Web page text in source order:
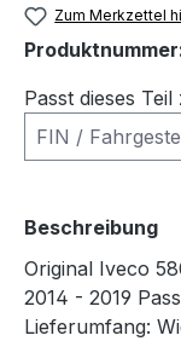
Zum Merkzettel
Passt dieses
Beschreibung
Original Iveco
2014 - 2019
Lieferumfang: